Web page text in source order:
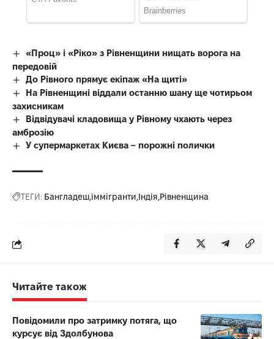
«Проц» і «Ріко» з Рівненщини нищать ворога на
передовій
До Рівного прямує екіпаж «На щиті»
На Рівненщині віддали останню шану ще чотирьом
захисникам
Відвідувачі кладовища у Рівному чхають через
амброзію
У супермаркетах Києва – порожні полички
ТЕГИ: Бангладеш іммігранти Індія Рівненщина
Читайте також
Повідомили про затримку потяга, що
курсує від Здолбунова